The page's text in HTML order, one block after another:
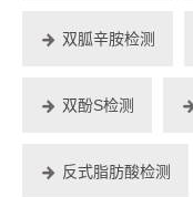
双胍辛胺检测
双酚S检测
反式脂肪酸检测